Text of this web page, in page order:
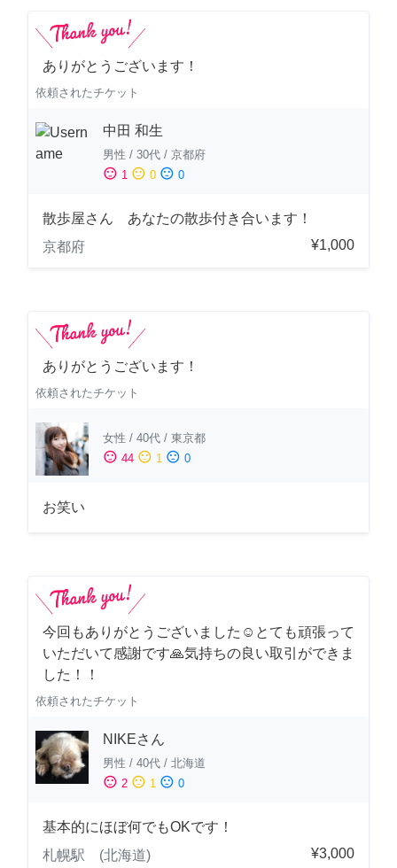
ありがとうございます！
依頼されたチケット
中田 和生
男性 / 30代 / 京都府
sentiment_satisfied 1 sentiment_neutral 0 sentiment_dissatisfied 0
散歩屋さん あなたの散歩付き合います！
京都府
¥1,000
ありがとうございます！
依頼されたチケット
女性 / 40代 / 東京都
sentiment_satisfied 44 sentiment_neutral 1 sentiment_dissatisfied 0
お笑い
今回もありがとうございました☺️とても頑張って
いただいて感謝です🙏気持ちの良い取引ができま
した！！
依頼されたチケット
NIKEさん
男性 / 40代 / 北海道
sentiment_satisfied 2 sentiment_neutral 1 sentiment_dissatisfied 0
基本的にほぼ何でもOKです！
札幌駅 (北海道)
¥3,000